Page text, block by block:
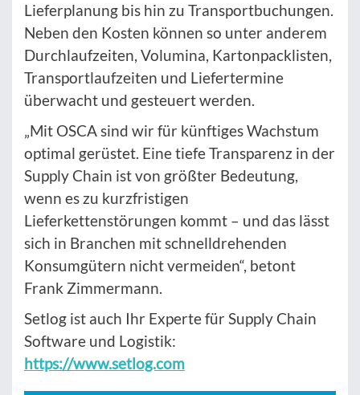
Lieferplanung bis hin zu Transportbuchungen.
Neben den Kosten können so unter anderem
Durchlaufzeiten, Volumina, Kartonpacklisten,
Transportlaufzeiten und Liefertermine
überwacht und gesteuert werden.
„Mit OSCA sind wir für künftiges Wachstum
optimal gerüstet. Eine tiefe Transparenz in der
Supply Chain ist von größter Bedeutung,
wenn es zu kurzfristigen
Lieferkettenstörungen kommt – und das lässt
sich in Branchen mit schnelldrehenden
Konsumgütern nicht vermeiden“, betont
Frank Zimmermann.
Setlog ist auch Ihr Experte für Supply Chain
Software und Logistik:
https://www.setlog.com